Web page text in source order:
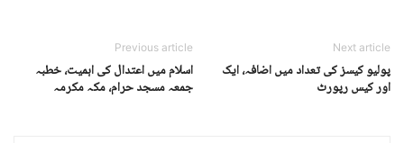
Previous article
اسلام میں اعتدال کی اہمیت، خطبہ
جمعہ مسجد حرام، مکہ مکرمہ
Next article
پولیو کیسز کی تعداد میں اضافہ، ایک
اور کیس رپورٹ